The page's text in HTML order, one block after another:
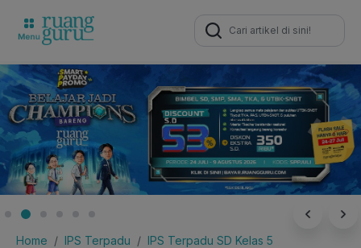
Search
for:
Home IPS Terpadu IPS Terpadu SD Kelas 5